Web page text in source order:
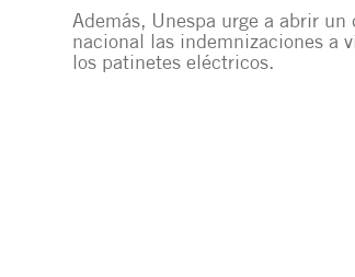
Además, Unespa urge a abrir
nacional las indemnizaciones a
los patinetes eléctricos.